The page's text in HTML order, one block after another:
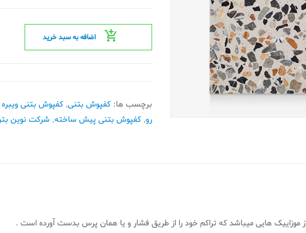
اضافه به سبد خرید
برچسب ها: کفپوش بتنی, کفپوش بتنی
رو, کفپوش بتنی پیش ساخته, شرکت نوین
موزاییک هایی میباشد که تراکم خود را از طریق فشار و یا همان پرس بدست آورده است .